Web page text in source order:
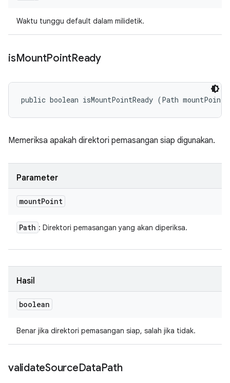
Waktu tunggu default dalam milidetik.
isMountPointReady
public boolean isMountPointReady (Path mountPoint)
Memeriksa apakah direktori pemasangan siap digunakan.
Parameter
mountPoint
Path : Direktori pemasangan yang akan diperiksa.
Hasil
boolean
Benar jika direktori pemasangan siap, salah jika tidak.
validateSourceDataPath